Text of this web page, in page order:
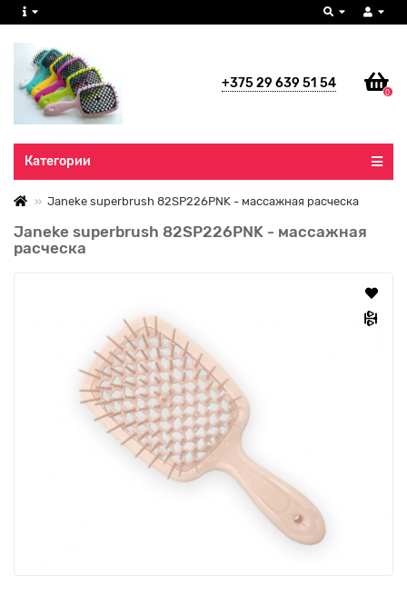
+375 29 639 51 54
0
Все категории
Категории
Janeke superbrush 82SP226PNK - массажная расческа
Janeke superbrush 82SP226PNK - массажная
расческа